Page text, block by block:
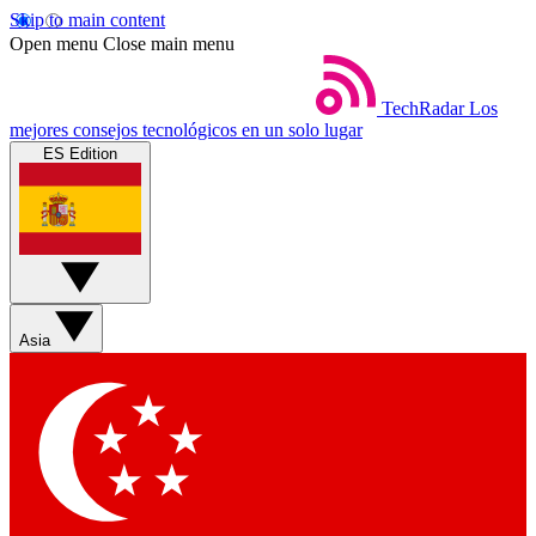
Skip to main content
Open menu Close main menu
TechRadar Los
mejores consejos tecnológicos en un solo lugar
ES Edition
Asia